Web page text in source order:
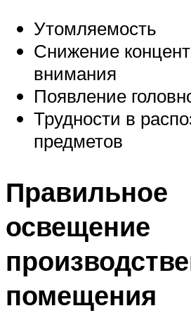
Утомляемость
Снижение
внимания
Появление
Трудности в
предметов
Правильное
освещение
помещения